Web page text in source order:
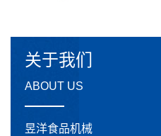
关于我们
ABOUT US
昱洋食品机械